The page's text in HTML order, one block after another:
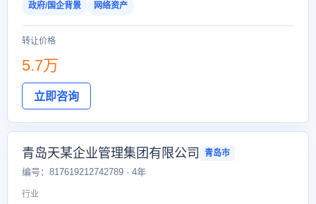
政府/国企背景 网络资产
转让价格
5.7万
立即咨询
青岛天某企业管理集团有限公司 青岛市
编号：817619212742789 · 4年
行业